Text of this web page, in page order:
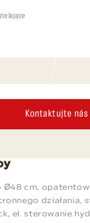
Kontaktujte nás
Ø48 cm,
działania,
el. sterowanie